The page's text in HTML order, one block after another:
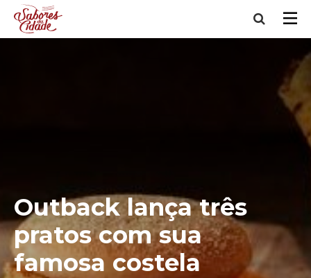
Outback lança três
pratos com sua
famosa costela